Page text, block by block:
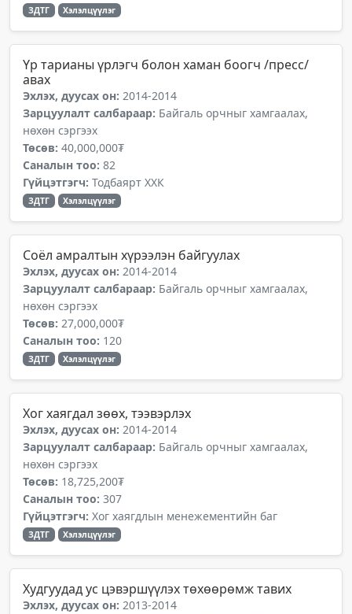
ЗДТГ Хэлэлцүүлэг
Үр тарианы үрлэгч болон хаман боогч /пресс/
авах
Эхлэх, дуусах он: 2014-2014
Зарцуулалт салбараар: Байгаль орчныг хамгаалах,
нөхөн сэргээх
Төсөв: 40,000,000₮
Саналын тоо: 82
Гүйцэтгэгч: Тодбаярт ХХК
ЗДТГ Хэлэлцүүлэг
Соёл амралтын хүрээлэн байгуулах
Эхлэх, дуусах он: 2014-2014
Зарцуулалт салбараар: Байгаль орчныг хамгаалах,
нөхөн сэргээх
Төсөв: 27,000,000₮
Саналын тоо: 120
ЗДТГ Хэлэлцүүлэг
Хог хаягдал зөөх, тээвэрлэх
Эхлэх, дуусах он: 2014-2014
Зарцуулалт салбараар: Байгаль орчныг хамгаалах,
нөхөн сэргээх
Төсөв: 18,725,200₮
Саналын тоо: 307
Гүйцэтгэгч: Хог хаягдлын менежементийн баг
ЗДТГ Хэлэлцүүлэг
Худгуудад ус цэвэршүүлэх төхөөрөмж тавих
Эхлэх, дуусах он: 2013-2014